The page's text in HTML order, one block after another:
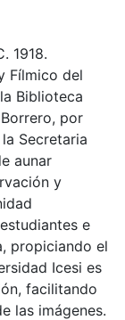
1918.
Fílmico del
Biblioteca
por
Secretaria
aunar
y
e
propiciando el
Icesi es
facilitando
las imágenes.